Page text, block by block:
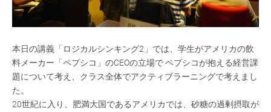
本日の講義「ロジカルシンキング2」では、学生がアメリカの飲
料メーカー「ペプシコ」のCEOの立場で ペプシコが抱える経営課
題について考え、クラス全体でアクティブラーニングで考えまし
た。
20世紀に入り、肥満大国であるアメリカでは、砂糖の過剰摂取が